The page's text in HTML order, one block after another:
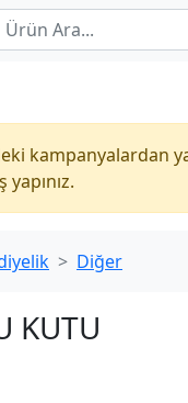
Alışveriş
kampanyalardan
Diğer
KUTU